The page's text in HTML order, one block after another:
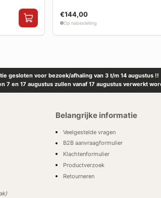
€144,00
Op nabestelling
gesloten voor bezoek/afhaling van 3 t/m 14 augustus !!
7 en 17 augustus zullen vanaf 17 augustus verwerkt
Belangrijke informatie
Veelgestelde vragen
B2B aanvraagformulier
Klachtenformulier
Productverzoek
Retourneren